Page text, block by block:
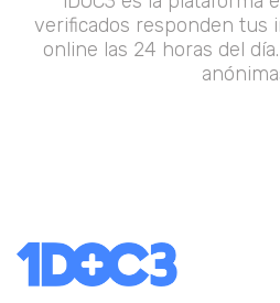
verificados responden tus
online las 24 horas del